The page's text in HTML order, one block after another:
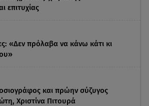
επιτυχίας
«Δεν πρόλαβα να κάνω κάτι κι
και πρώην σύζυγος
Χριστίνα Πιτουρά